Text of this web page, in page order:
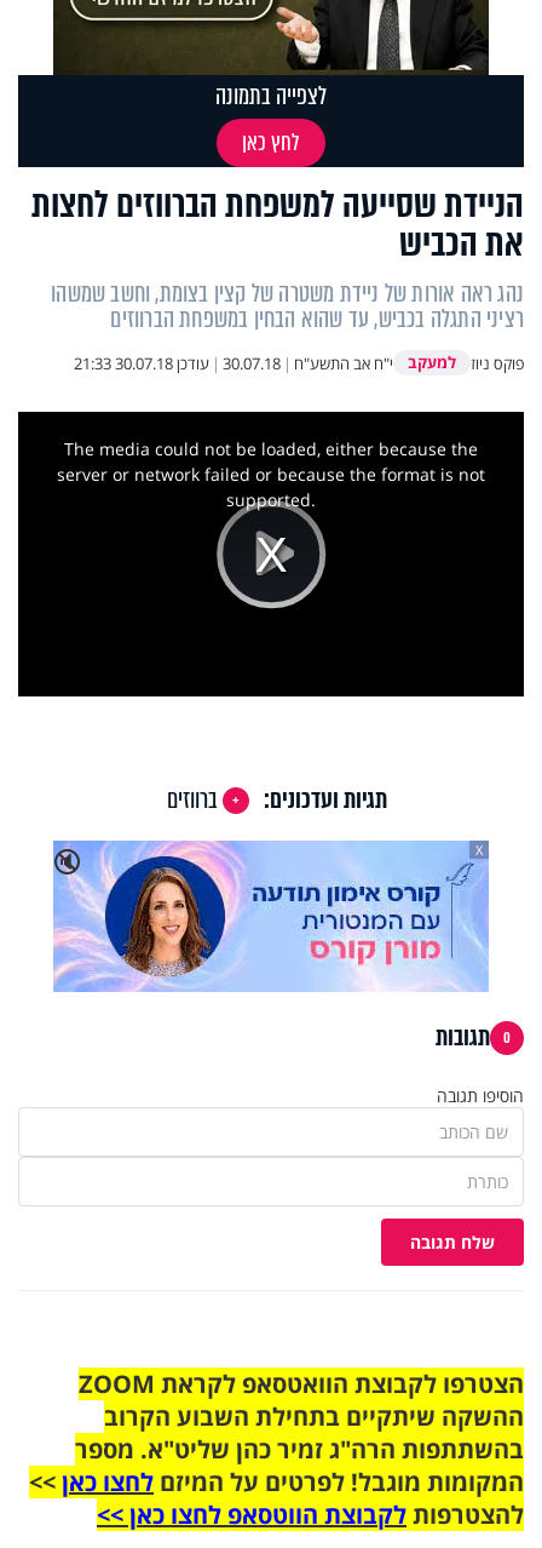
הניידת שסייעה למשפחת הברווזים לחצות
את הכביש
נהג ראה אורות של ניידת משטרה של קצין בצומת, וחשב שמשהו
רציני התגלה בכביש, עד שהוא הבחין במשפחת הברווזים
פוקס ניוז למעקב י"ח אב התשע"ח |
30.07.18
| עודכן30.07.18 21:33
לצפייה בתמונה
לחץ כאן
Play
The media could not be loaded, either because the
server or network failed or because the format is not
supported.
תגיות ועדכונים:
ברווזים
🔇
X
0 תגובות
הוסיפו תגובה
שלח תגובה
הצטרפו לקבוצת הוואטסאפ לקראת ZOOM
ההשקה שיתקיים בתחילת השבוע הקרוב
בהשתתפות הרה"ג זמיר כהן שליט"א. מספר
המקומות מוגבל! לפרטים על המיזם לחצו כאן>>
להצטרפותלקבוצת הווטסאפ לחצו כאן >>